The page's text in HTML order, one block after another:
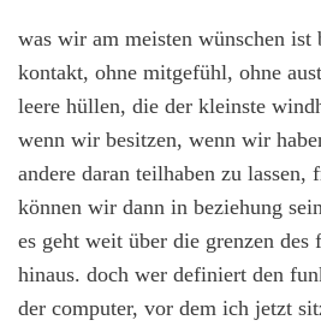
was wir am meisten wünschen ist
kontakt, ohne mitgefühl, ohne
leere hüllen, die der kleinste
wenn wir besitzen, wenn wir
andere daran teilhaben zu
können wir dann in beziehung
es geht weit über die grenzen des
hinaus. doch wer definiert den
der computer, vor dem ich jetzt